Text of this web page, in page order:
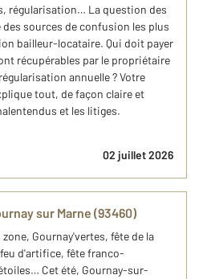
régularisation… La question des
sources de confusion les plus
bailleur-locataire. Qui doit payer
récupérables par le propriétaire
annuelle ? Votre
tout, de façon claire et
et les litiges.
02 juillet 2026
sur Marne (93460)
Gournay'vertes, fête de la
d'artifice, fête franco-
Cet été, Gournay-sur-